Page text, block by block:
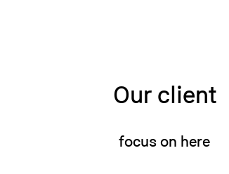
Our client
focus on here